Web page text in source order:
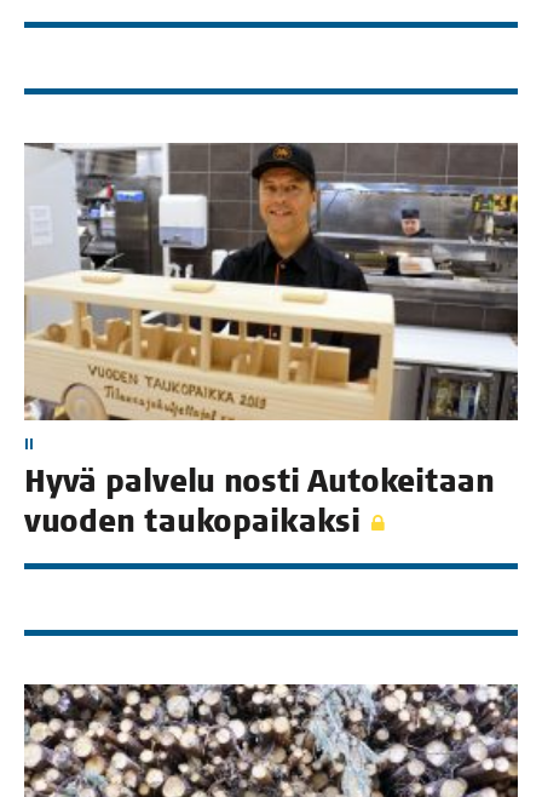
II
Hyvä pal­ve­lu nos­ti Auto­kei­taan
vuo­den taukopaikaksi